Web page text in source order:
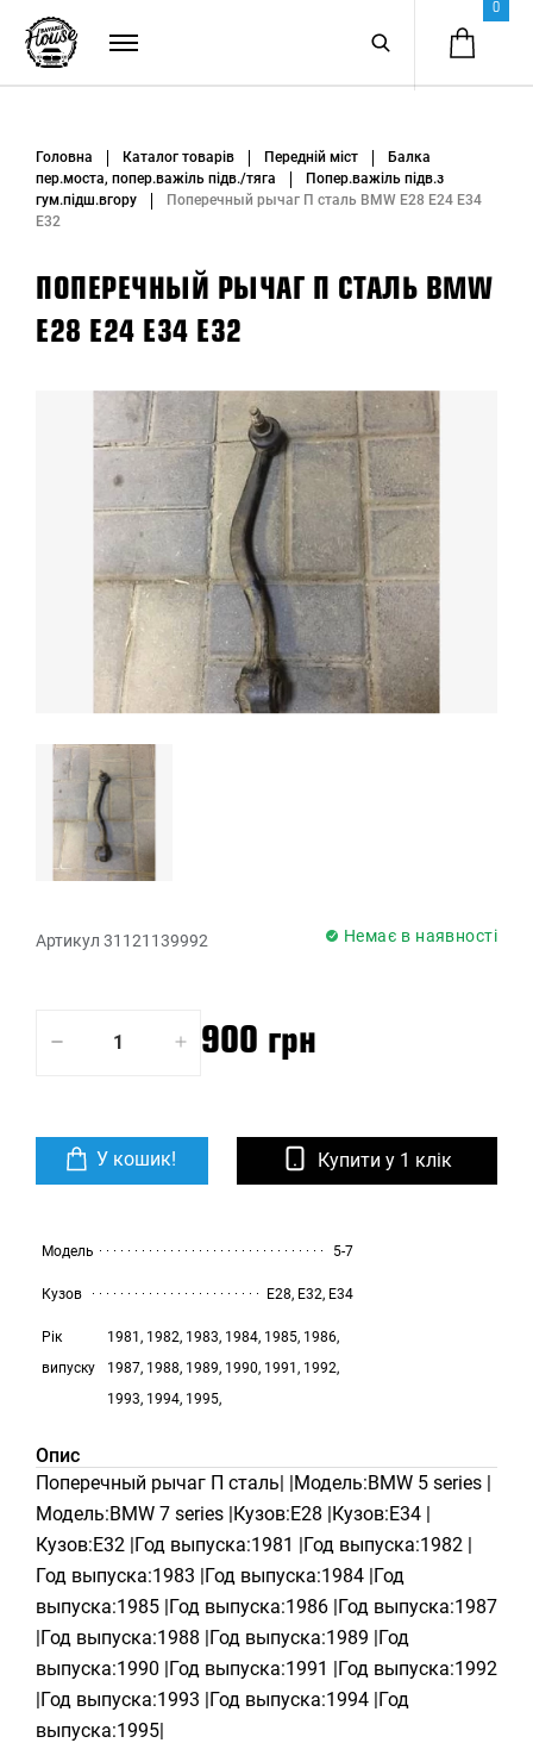
0
Головна Каталог товарів Передній міст
Балка
пер.моста, попер.важіль підв./тяга
Попер.важіль підв.з
гум.підш.вгору
Поперечный рычаг П сталь BMW E28 E24 E34
E32
ПОПЕРЕЧНЫЙ РЫЧАГ П СТАЛЬ BMW
E28 E24 E34 E32
Артикул 31121139992 Немає в наявності
900 грн
У кошик! Купити у 1 клік
Модель 5-7
Кузов E28, E32, E34
Рік
випуску
1981, 1982, 1983, 1984, 1985, 1986,
1987, 1988, 1989, 1990, 1991, 1992,
1993, 1994, 1995,
Опис
Поперечный рычаг П сталь| |Модель:BMW 5 series |
Модель:BMW 7 series |Кузов:E28 |Кузов:E34 |
Кузов:E32 |Год выпуска:1981 |Год выпуска:1982 |
Год выпуска:1983 |Год выпуска:1984 |Год
выпуска:1985 |Год выпуска:1986 |Год выпуска:1987
|Год выпуска:1988 |Год выпуска:1989 |Год
выпуска:1990 |Год выпуска:1991 |Год выпуска:1992
|Год выпуска:1993 |Год выпуска:1994 |Год
выпуска:1995|